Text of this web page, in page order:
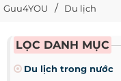
Guu4YOU Du lịch
LỌC DANH MỤC
Du lịch trong nước